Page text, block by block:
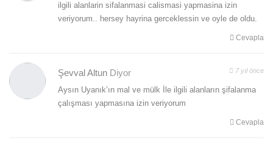
ilgili alanlarin sifalanmasi calismasi yapmasina izin
veriyorum.. hersey hayrina gerceklessin ve oyle de oldu.
Cevapla
Şevval Altun Diyor 7 yıl önce
Aysın Uyanık’ın mal ve mülk İle ilgili alanların şifalanma
çalışması yapmasına izin veriyorum
Cevapla